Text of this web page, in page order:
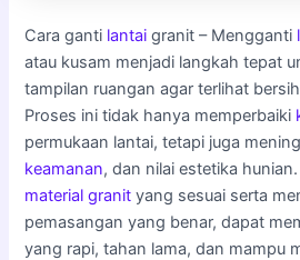
Cara ganti lantai granit – Mengganti
atau kusam menjadi langkah tepat
tampilan ruangan agar terlihat
Proses ini tidak hanya memperbaiki
permukaan lantai, tetapi juga
keamanan, dan nilai estetika
material granit yang sesuai serta
pemasangan yang benar, dapat
yang rapi, tahan lama, dan mampu